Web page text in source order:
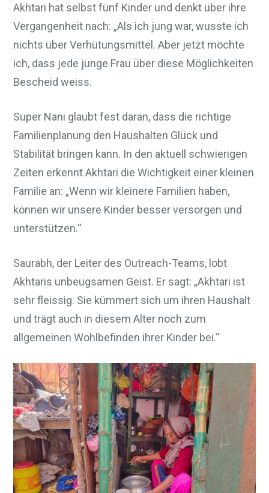
Akhtari hat selbst fünf Kinder und denkt über ihre
Vergangenheit nach: „Als ich jung war, wusste ich
nichts über Verhütungsmittel. Aber jetzt möchte
ich, dass jede junge Frau über diese Möglichkeiten
Bescheid weiss.
Super Nani glaubt fest daran, dass die richtige
Familienplanung den Haushalten Glück und
Stabilität bringen kann. In den aktuell schwierigen
Zeiten erkennt Akhtari die Wichtigkeit einer kleinen
Familie an: „Wenn wir kleinere Familien haben,
können wir unsere Kinder besser versorgen und
unterstützen.“
Saurabh, der Leiter des Outreach-Teams, lobt
Akhtaris unbeugsamen Geist. Er sagt: „Akhtari ist
sehr fleissig. Sie kümmert sich um ihren Haushalt
und trägt auch in diesem Alter noch zum
allgemeinen Wohlbefinden ihrer Kinder bei.“